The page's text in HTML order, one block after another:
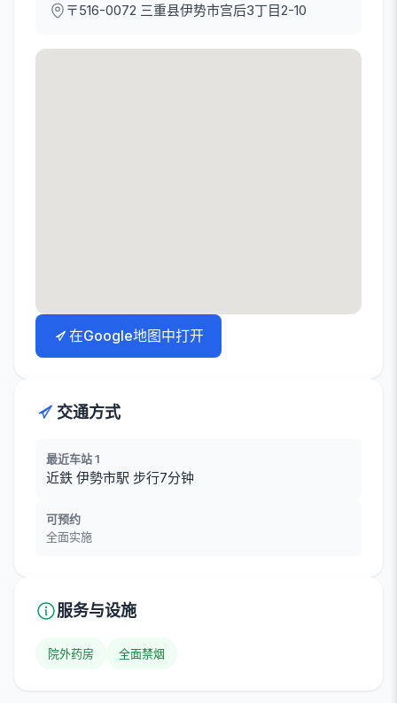
〒516-0072 三重县伊势市宫后3丁目2-10
在Google地图中打开
交通方式
最近车站 1
近鉄 伊勢市駅 步行7分钟
可预约
全面实施
服务与设施
院外药房 全面禁烟